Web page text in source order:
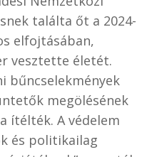
találta őt a 2024-
elfojtásában,
vesztette életét.
bűncselekmények
megölésének
ítélték. A védelem
és politikailag